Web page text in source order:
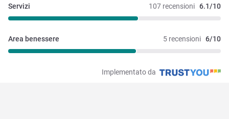
107 recensioni 6.1/10
Servizi
5 recensioni 6/10
Area benessere
Implementato da